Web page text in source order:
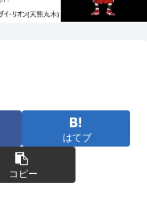
はてブ
コピー